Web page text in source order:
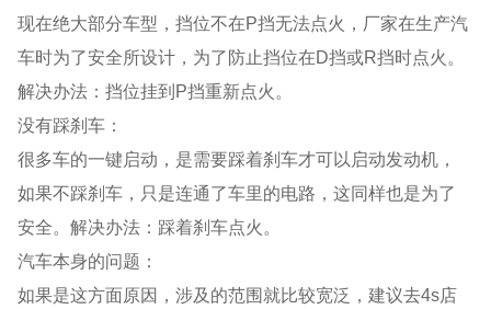
现在绝大部分车型，挡位不在P挡无法点火，厂家在生产汽
车时为了安全所设计，为了防止挡位在D挡或R挡时点火。
解决办法：挡位挂到P挡重新点火。
没有踩刹车：
很多车的一键启动，是需要踩着刹车才可以启动发动机，
如果不踩刹车，只是连通了车里的电路，这同样也是为了
安全。解决办法：踩着刹车点火。
汽车本身的问题：
如果是这方面原因，涉及的范围就比较宽泛，建议去4s店